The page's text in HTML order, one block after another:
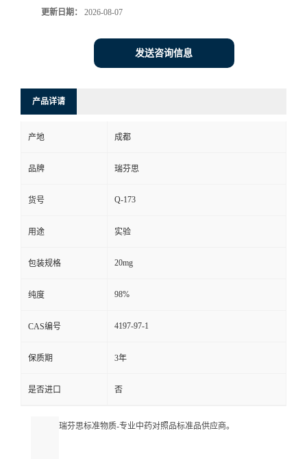
系
方
式
更新日期： 2026-08-07
发送咨询信息
产品详请
产地 成都
品牌 瑞芬思
货号 Q-173
用途 实验
包装规格 20mg
纯度 98%
CAS编号 4197-97-1
保质期 3年
是否进口 否
瑞芬思标准物质-专业中药对照品标准品供应商。